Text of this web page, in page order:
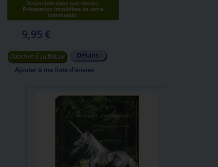
Disponible dans nos stocks.
Préparation immédiate de votre
commande.
9,95 €
Ajouter au panier Détails
Ajouter à ma liste d'envies